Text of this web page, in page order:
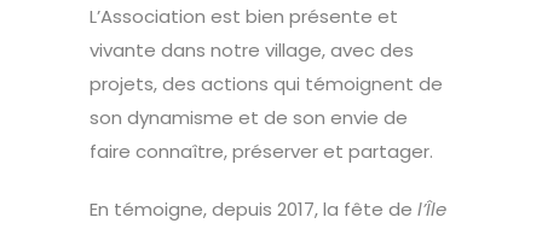
L’Association est bien présente et
vivante dans notre village, avec des
projets, des actions qui témoignent de
son dynamisme et de son envie de
faire connaître, préserver et partager.
En témoigne, depuis 2017, la fête de l’Île